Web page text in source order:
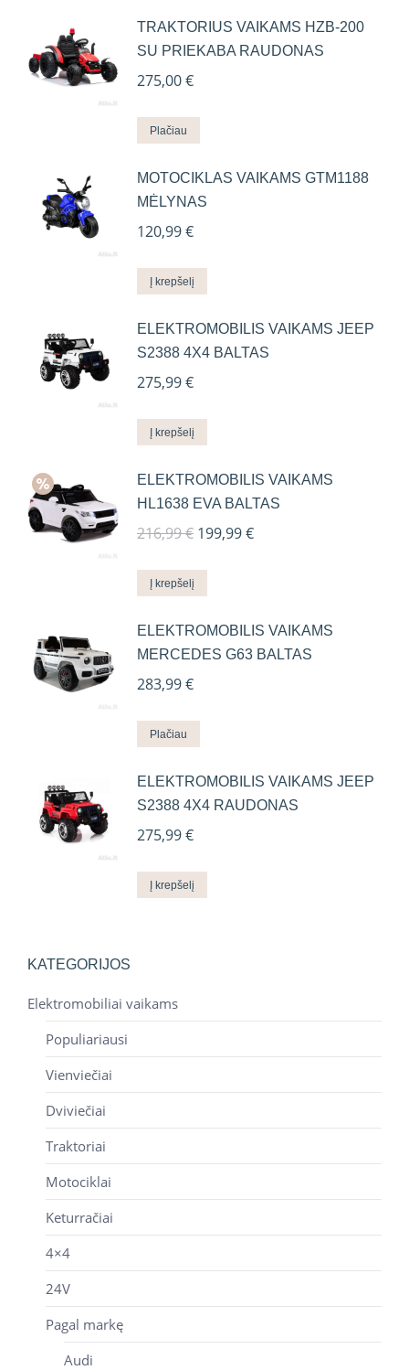
TRAKTORIUS VAIKAMS HZB-200
SU PRIEKABA RAUDONAS
275,00€
Plačiau
MOTOCIKLAS VAIKAMS GTM1188
MĖLYNAS
120,99€
Į krepšelį
ELEKTROMOBILIS VAIKAMS JEEP
S2388 4X4 BALTAS
275,99€
Į krepšelį
ELEKTROMOBILIS VAIKAMS
HL1638 EVA BALTAS
216,99€ Original
199,99€Current
Į krepšelį
ELEKTROMOBILIS VAIKAMS
MERCEDES G63 BALTAS
283,99€
Plačiau
ELEKTROMOBILIS VAIKAMS JEEP
S2388 4X4 RAUDONAS
275,99€
Į krepšelį
KATEGORIJOS
Elektromobiliai vaikams
Populiariausi
Vienviečiai
Dviviečiai
Traktoriai
Motociklai
Keturračiai
4×4
24V
Pagal markę
Audi